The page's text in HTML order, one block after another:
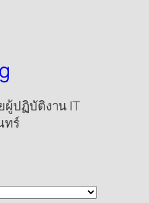
ปฏิบัติงาน IT
ทร์